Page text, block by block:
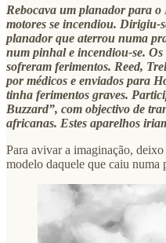
Rebocava um planador para
motores se incendiou. Dirigiu-
planador que aterrou numa
num pinhal e incendiou-se.
sofreram ferimentos. Reed,
por médicos e enviados para
tinha ferimentos graves.
Buzzard”, com objectivo de
africanas. Estes aparelhos
Para avivar a imaginação,
modelo daquele que caiu